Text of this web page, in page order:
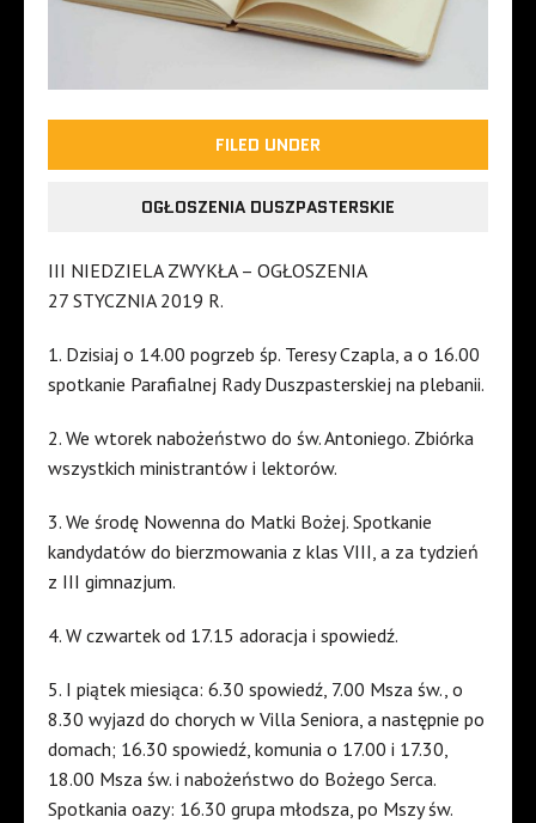
FILED UNDER
OGŁOSZENIA DUSZPASTERSKIE
III NIEDZIELA ZWYKŁA – OGŁOSZENIA
27 STYCZNIA 2019 R.
1. Dzisiaj o 14.00 pogrzeb śp. Teresy Czapla, a o 16.00
spotkanie Parafialnej Rady Duszpasterskiej na plebanii.
2. We wtorek nabożeństwo do św. Antoniego. Zbiórka
wszystkich ministrantów i lektorów.
3. We środę Nowenna do Matki Bożej. Spotkanie
kandydatów do bierzmowania z klas VIII, a za tydzień
z III gimnazjum.
4. W czwartek od 17.15 adoracja i spowiedź.
5. I piątek miesiąca: 6.30 spowiedź, 7.00 Msza św., o
8.30 wyjazd do chorych w Villa Seniora, a następnie po
domach; 16.30 spowiedź, komunia o 17.00 i 17.30,
18.00 Msza św. i nabożeństwo do Bożego Serca.
Spotkania oazy: 16.30 grupa młodsza, po Mszy św.